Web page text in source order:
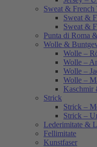
Sweat & French
Sweat &
Sweat &
Punta di Roma
Wolle &
Wolle –
Wolle –
Wolle –
Wolle –
Kaschmir
Strick
Strick –
Strick –
Lederimitate &
Fellimitate
Kunstfaser